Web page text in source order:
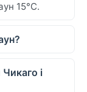
15°C.
Чикаго i